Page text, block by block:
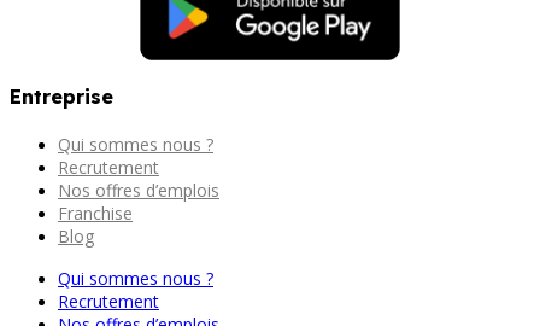
Entreprise
Qui sommes nous ?
Recrutement
Nos offres d’emplois
Franchise
Blog
Qui sommes nous ?
Recrutement